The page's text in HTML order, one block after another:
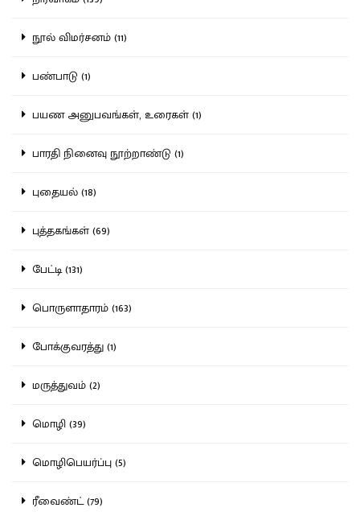
நூல் விமர்சனம் (11)
பண்பாடு (1)
பயண அனுபவங்கள், உரைகள் (1)
பாரதி நினைவு நூற்றாண்டு (1)
புதையல் (18)
புத்தகங்கள் (69)
பேட்டி (131)
பொருளாதாரம் (163)
போக்குவரத்து (1)
மருத்துவம் (2)
மொழி (39)
மொழிபெயர்ப்பு (5)
ரீவைண்ட் (79)